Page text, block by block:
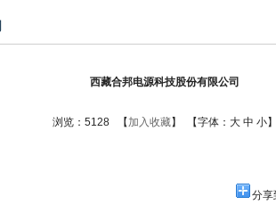
西藏合邦电源科技股份有限公司
浏览：5128 【 加入收藏】 【字体： 大 中 小
分享